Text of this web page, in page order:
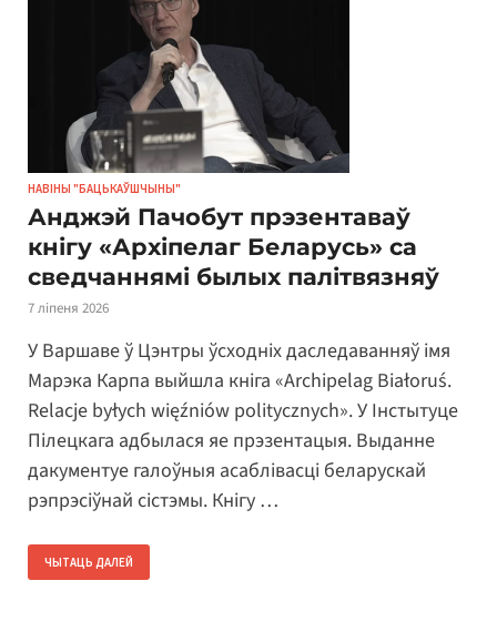
НАВІНЫ "БАЦЬКАЎШЧЫНЫ"
Анджэй Пачобут прэзентаваў
кнігу «Архіпелаг Беларусь» са
сведчаннямі былых палітвязняў
7 ліпеня 2026
У Варшаве ў Цэнтры ўсходніх даследаванняў імя
Марэка Карпа выйшла кніга «Archipelag Białoruś.
Relacje byłych więźniów politycznych». У Інстытуце
Пілецкага адбылася яе прэзентацыя. Выданне
дакументуе галоўныя асаблівасці беларускай
рэпрэсіўнай сістэмы. Кнігу …
ЧЫТАЦЬ ДАЛЕЙ